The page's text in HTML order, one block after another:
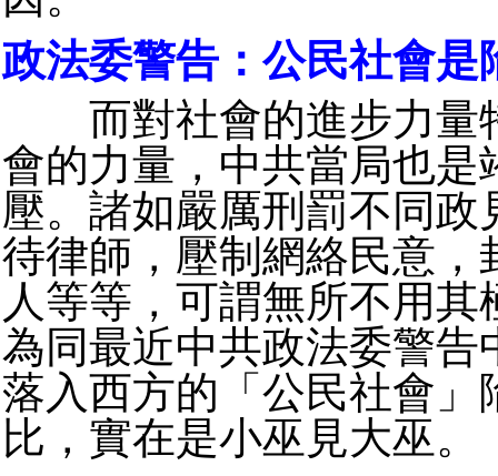
政法委警告：公民社會是
而對社會的進步力量
會的力量，中共當局也是
壓。諸如嚴厲刑罰不同政
待律師，壓制網絡民意，
人等等，可謂無所不用其
為同最近中共政法委警告
落入西方的「公民社會」
比，實在是小巫見大巫。